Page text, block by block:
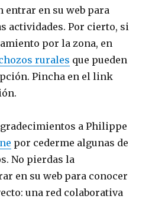
entrar en su web para
actividades. Por cierto, si
por la zona, en
rurales que pueden
Pincha en el link
a Philippe
por cederme algunas de
No pierdas la
en su web para conocer
una red colaborativa